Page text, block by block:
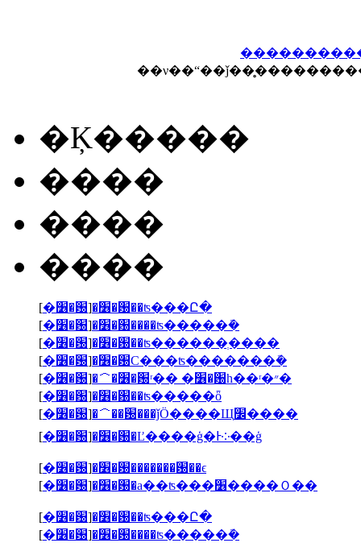
�Ķ�����
����
����
����
[ �׶�԰]
�׶�԰��ʦ���Ը�
[
�׶�԰]
�׶�԰����ʦ�����ܽ�
[
�׶�԰]
�׶�԰��ʦ������ְ����
[
�׶�԰]
�׶�԰С���ʦ�������ܽ�
[
�׶�԰]
�＾�׶�԰ʳ�� �׶�԰һ��ʳ�״�
[
�׶�԰]
�׶�԰��ʦ�����ȫ
[
�׶�԰]
�＾��԰���ǰӦ����Щ׼����
[
�׶�԰] �׶�԰�Ľ����ģ�Ͱ༶��ģ
[ �׶�԰]
�׶�԰�������԰��ϵ
[
�׶�԰] �׶�԰�а��ʦ���׶����Ｏ��
[ �׶�԰]
�׶�԰��ʦ���Ը�
[
�׶�԰]
�׶�԰����ʦ�����ܽ�